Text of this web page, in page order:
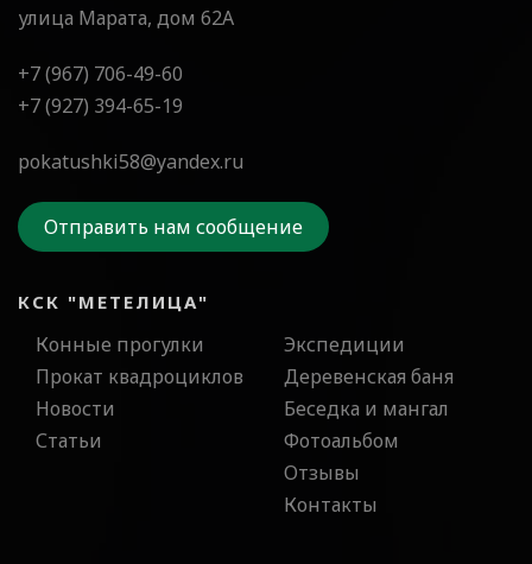
улица Марата, дом 62А
+7 (967) 706-49-60
+7 (927) 394-65-19
pokatushki58@yandex.ru
Отправить нам сообщение
КСК "МЕТЕЛИЦА"
Конные прогулки
Прокат квадроциклов
Новости
Статьи
Экспедиции
Деревенская баня
Беседка и мангал
Фотоальбом
Отзывы
Контакты